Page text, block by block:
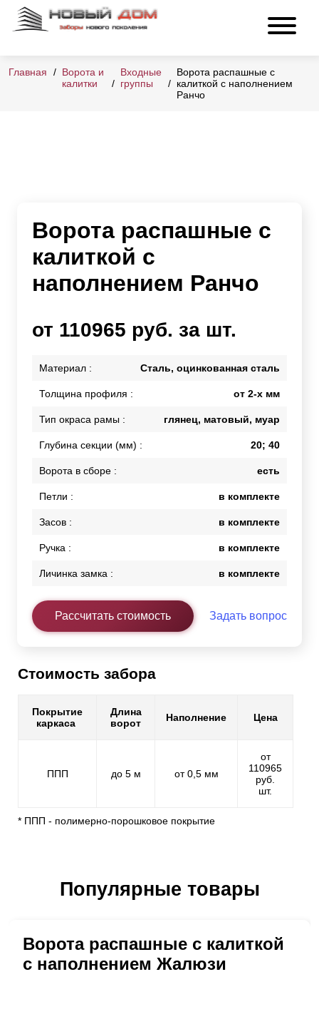
Главная
Ворота и
калитки
Входные
группы
Ворота распашные с
калиткой с наполнением
Ранчо
Ворота распашные с
калиткой с
наполнением Ранчо
от 110965 руб. за шт.
Материал : Сталь, оцинкованная сталь
Толщина профиля : от 2-х мм
Тип окраса рамы : глянец, матовый, муар
Глубина секции (мм) : 20; 40
Ворота в сборе : есть
Петли : в комплекте
Засов : в комплекте
Ручка : в комплекте
Личинка замка : в комплекте
Рассчитать стоимость Задать вопрос
Стоимость забора
Покрытие
каркаса
Длина
ворот
Наполнение Цена
ППП до 5 м от 0,5 мм
от
110965
руб.
шт.
* ППП - полимерно-порошковое покрытие
Популярные товары
Ворота распашные с калиткой
с наполнением Жалюзи